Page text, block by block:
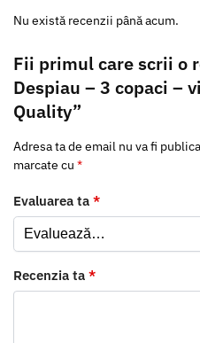
Nu există recenzii până acum.
Fii primul care scrii o
Despiau – 3 copaci –
Quality”
Adresa ta de email nu va fi
marcate cu *
Evaluarea ta *
Recenzia ta *